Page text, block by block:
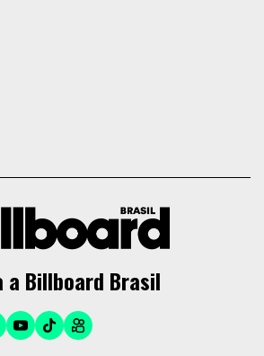
a Billboard Brasil